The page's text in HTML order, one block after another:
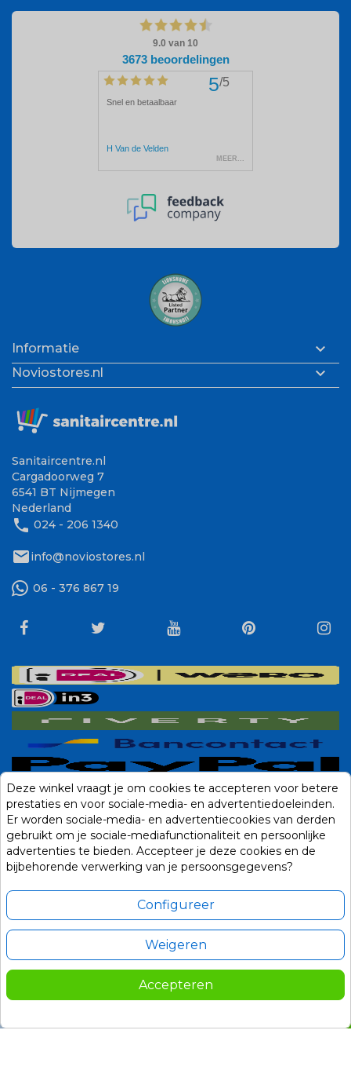
Informatie 
Noviostores.nl 
Sanitaircentre.nl
Cargadoorweg 7
6541 BT Nijmegen
Nederland
phone 024 - 206 1340
mailinfo@noviostores.nl
06 - 376 867 19
Deze winkel vraagt je om cookies te accepteren voor betere
prestaties en voor sociale-media- en advertentiedoeleinden.
Er worden sociale-media- en advertentiecookies van derden
gebruikt om je sociale-mediafunctionaliteit en persoonlijke
advertenties te bieden. Accepteer je deze cookies en de
bijbehorende verwerking van je persoonsgegevens?
Configureer
Weigeren
Accepteren